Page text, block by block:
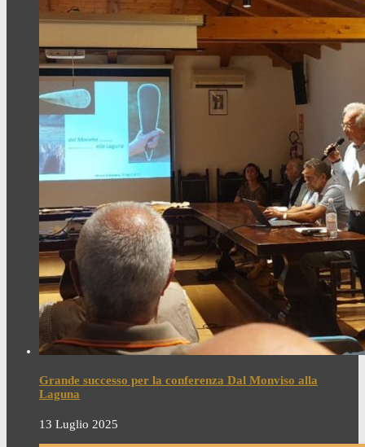
Grande successo per la conferenza Dal Monviso alla
Laguna
13 Luglio 2025